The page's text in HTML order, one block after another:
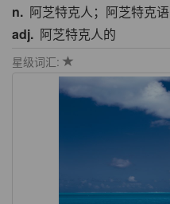
n. 阿芝特克人；阿芝特克语
adj. 阿芝特克人的
星级词汇: